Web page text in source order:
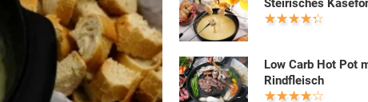
Steirisches
Low Carb Hot Pot
Rindfleisch